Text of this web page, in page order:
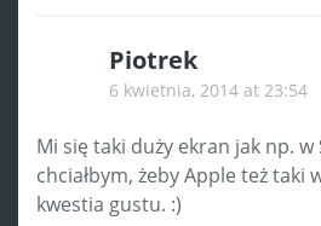
Piotrek
6 kwietnia, 2014 at 23:54
Mi się taki duży ekran jak np.
chciałbym, żeby Apple też taki
kwestia gustu. :)